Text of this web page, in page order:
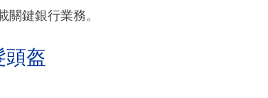
鍵銀行業務。
頭盔